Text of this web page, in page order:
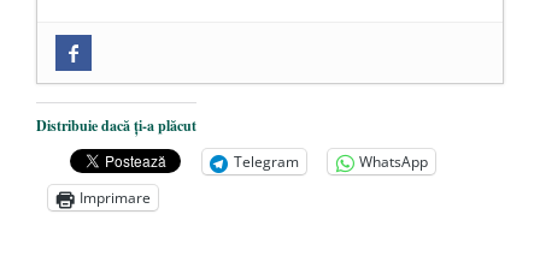
European și reforme pentru a bloca
achizițiile la suprapreț
- 13 august 2025
Dragi prieteni din Constanța
Distribuie dacă ți-a plăcut
Telegram
WhatsApp
Imprimare